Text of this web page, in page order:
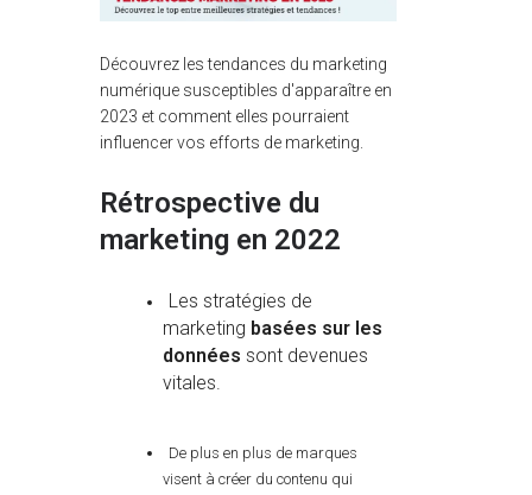
Découvrez les tendances du marketing
numérique susceptibles d'apparaître en
2023 et comment elles pourraient
influencer vos efforts de marketing.
Rétrospective du
marketing en 2022
Les stratégies de
marketing basées sur les
données sont devenues
vitales.
De plus en plus de marques
visent à créer du contenu qui